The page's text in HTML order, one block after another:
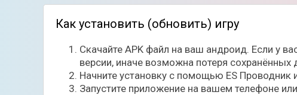
Как установить (обновить) игру
Скачайте APK файл на ваш андроид. Если у
версии, иначе возможна потеря сохранённых
Начните установку с помощью ES
Запустите приложение на вашем телефоне